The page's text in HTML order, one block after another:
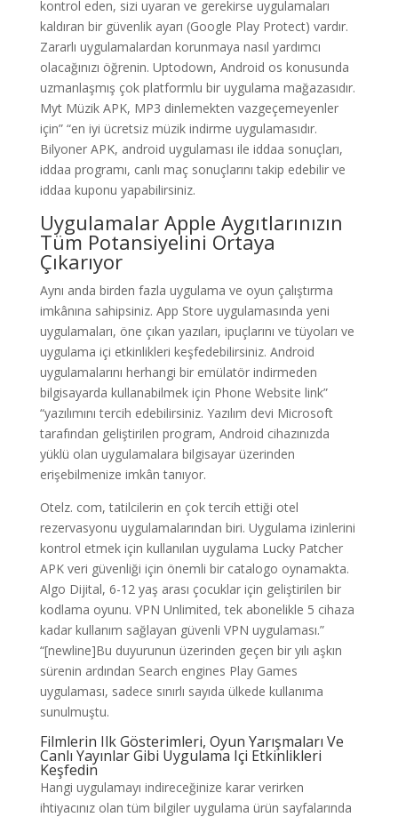
kontrol eden, sizi uyaran ve gerekirse uygulamaları
kaldıran bir güvenlik ayarı (Google Play Protect) vardır.
Zararlı uygulamalardan korunmaya nasıl yardımcı
olacağınızı öğrenin. Uptodown, Android os konusunda
uzmanlaşmış çok platformlu bir uygulama mağazasıdır.
Myt Müzik APK, MP3 dinlemekten vazgeçemeyenler
için” “en iyi ücretsiz müzik indirme uygulamasıdır.
Bilyoner APK, android uygulaması ile iddaa sonuçları,
iddaa programı, canlı maç sonuçlarını takip edebilir ve
iddaa kuponu yapabilirsiniz.
Uygulamalar Apple Aygıtlarınızın
Tüm Potansiyelini Ortaya
Çıkarıyor
Aynı anda birden fazla uygulama ve oyun çalıştırma
imkânına sahipsiniz. App Store uygulamasında yeni
uygulamaları, öne çıkan yazıları, ipuçlarını ve tüyoları ve
uygulama içi etkinlikleri keşfedebilirsiniz. Android
uygulamalarını herhangi bir emülatör indirmeden
bilgisayarda kullanabilmek için Phone Website link”
“yazılımını tercih edebilirsiniz. Yazılım devi Microsoft
tarafından geliştirilen program, Android cihazınızda
yüklü olan uygulamalara bilgisayar üzerinden
erişebilmenize imkân tanıyor.
Otelz. com, tatilcilerin en çok tercih ettiği otel
rezervasyonu uygulamalarından biri. Uygulama izinlerini
kontrol etmek için kullanılan uygulama Lucky Patcher
APK veri güvenliği için önemli bir catalogo oynamakta.
Algo Dijital, 6-12 yaş arası çocuklar için geliştirilen bir
kodlama oyunu. VPN Unlimited, tek abonelikle 5 cihaza
kadar kullanım sağlayan güvenli VPN uygulaması.”
“[newline]Bu duyurunun üzerinden geçen bir yılı aşkın
sürenin ardından Search engines Play Games
uygulaması, sadece sınırlı sayıda ülkede kullanıma
sunulmuştu.
Filmlerin Ilk Gösterimleri, Oyun Yarışmaları Ve
Canlı Yayınlar Gibi Uygulama Içi Etkinlikleri
Keşfedin
Hangi uygulamayı indireceğinize karar verirken
ihtiyacınız olan tüm bilgiler uygulama ürün sayfalarında